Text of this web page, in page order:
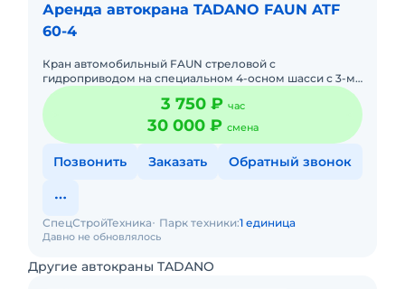
Аренда автокрана TADANO FAUN ATF
60-4
Кран автомобильный FAUN стреловой с
гидроприводом на специальном 4-осном шасси с 3-мя
ведущими мостами,грузоподъемностью 60 тонн,
длинна стрелы 40 метров, грузо
3 750 ₽ час
30 000 ₽ смена
Позвонить Заказать Обратный звонок
Давно не обновлялось
СпецСтройТехника Парк техники:1 единица
Другие автокраны TADANO